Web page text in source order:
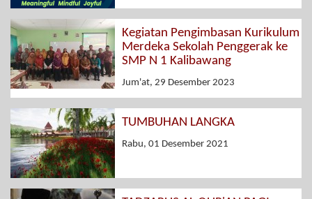
Kegiatan Pengimbasan Kurikulum
Merdeka Sekolah Penggerak ke
SMP N 1 Kalibawang
Jum'at, 29 Desember 2023
TUMBUHAN LANGKA
Rabu, 01 Desember 2021